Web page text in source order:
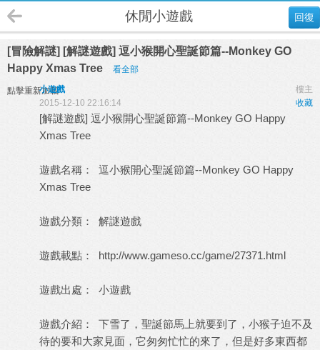
回復
休閒小遊戲
[冒險解謎] [解謎遊戲] 逗小猴開心聖誕節篇--Monkey GO
Happy Xmas Tree
看全部
點擊重新加載 樓主
小遊戲
收藏
2015-12-10 22:16:14
[解謎遊戲] 逗小猴開心聖誕節篇--Monkey GO Happy
Xmas Tree
遊戲名稱： 逗小猴開心聖誕節篇--Monkey GO Happy
Xmas Tree
遊戲分類： 解謎遊戲
遊戲載點： http://www.gameso.cc/game/27371.html
遊戲出處： 小遊戲
遊戲介紹： 下雪了，聖誕節馬上就要到了，小猴子迫不及
待的要和大家見面，它匆匆忙忙的來了，但是好多東西都